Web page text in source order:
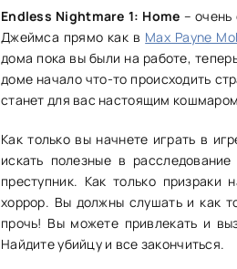
Endless Nightmare 1: Home – очень
Джеймса прямо как в Max Payne
дома пока вы были на работе,
доме начало что-то происходить
станет для вас настоящим
Как только вы начнете играть в
искать полезные в
преступник. Как только призраки
хоррор. Вы должны слушать и как
прочь! Вы можете привлекать и
Найдите убийцу и все закончиться.